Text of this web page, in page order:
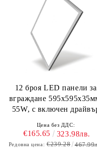
12 броя LED панели за
вграждане
55W, с включен
Цена без ДДС:
€165.65 323.98лв.
Редовна цена: €239.28